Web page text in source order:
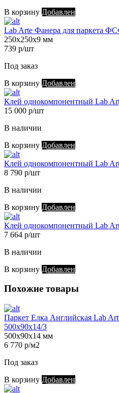
В корзину Добавлен
Lab Arte Фанера для паркета
250х250х9 мм
739 р/шт
Под заказ
В корзину Добавлен
Клей однокомпонентный Lab
15 000 р/шт
В наличии
В корзину Добавлен
Клей однокомпонентный Lab
8 790 р/шт
В наличии
В корзину Добавлен
Клей однокомпонентный Lab
7 664 р/шт
В наличии
В корзину Добавлен
Похожие товары
Паркет Елка Английская Lab
500х90х14/3
500х90х14 мм
6 770 р/м2
Под заказ
В корзину Добавлен